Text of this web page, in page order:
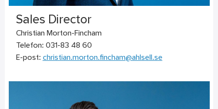
Sales Director
Christian Morton-Fincham
Telefon: 031-83 48 60
E-post: christian.morton.fincham@ahlsell.se